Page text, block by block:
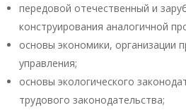
передовой отечественный и
конструирования аналогичной
основы экономики, организации
управления;
основы экологического
трудового законодательства;